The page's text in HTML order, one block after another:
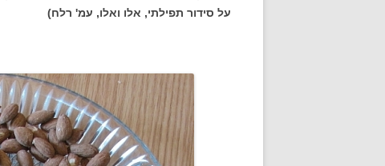
על סידור תפילתי, אלו ואלו, עמ' רלח)